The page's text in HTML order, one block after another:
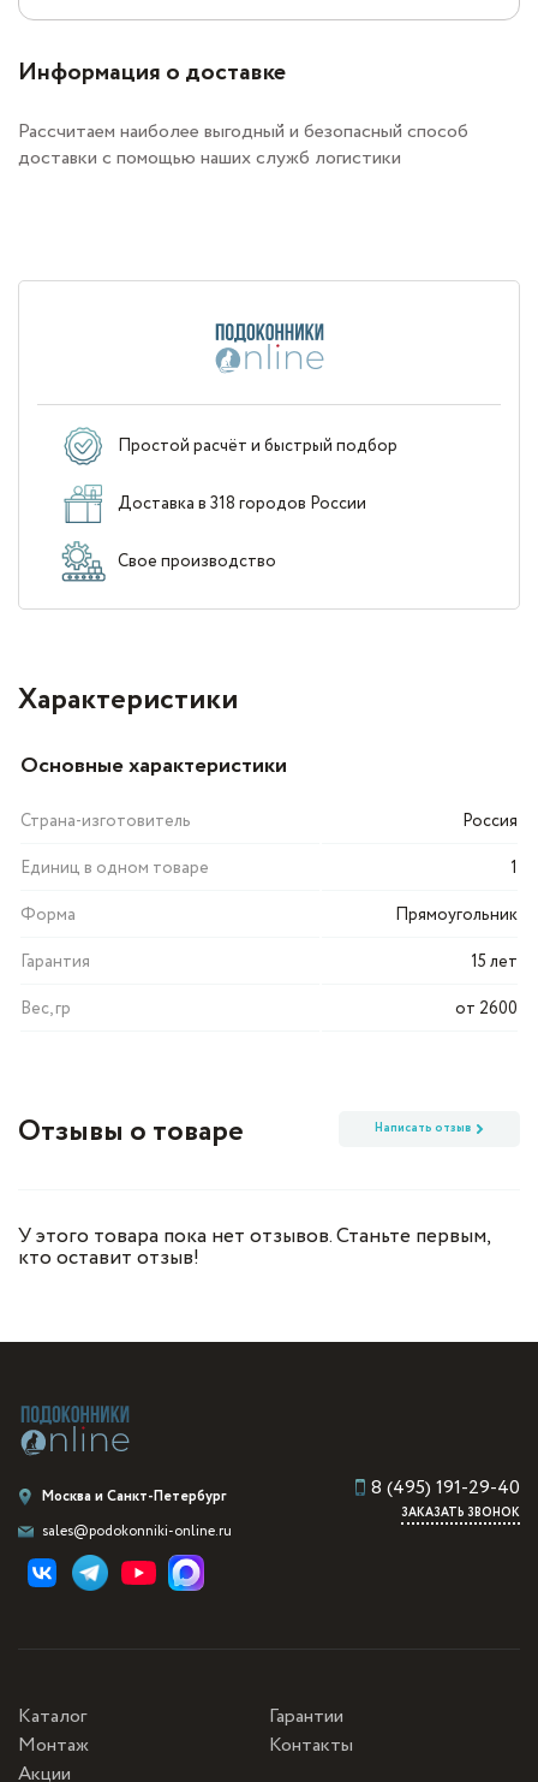
Информация о доставке
Рассчитаем наиболее выгодный и безопасный способ
доставки с помощью наших служб логистики
Простой расчёт и быстрый подбор
Доставка в 318 городов России
Свое производство
Характеристики
Основные характеристики
Страна-изготовитель
Россия
Единиц в одном товаре
1
Форма
Прямоугольник
Гарантия
15 лет
Вес, гр
от 2600
Отзывы о товаре Написать отзыв
У этого товара пока нет отзывов. Станьте первым,
кто оставит отзыв!
Москва и Санкт-Петербург
sales@podokonniki-online.ru
8 (495) 191-29-40
ЗАКАЗАТЬ ЗВОНОК
Каталог
Монтаж
Акции
Гарантии
Контакты